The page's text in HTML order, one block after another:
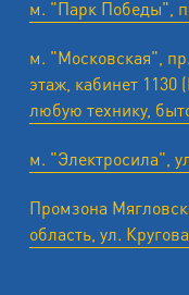
м. "Парк Победы",
м. "Московская",
этаж, кабинет
любую технику,
м. "Электросила",
Промзона
область, ул.